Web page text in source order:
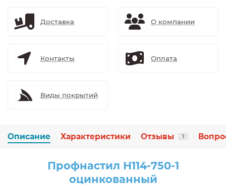
Доставка О компании
Контакты Оплата
Виды покрытий
Описание Характеристики Отзывы 1
Профнастил Н114-750-1
оцинкованный